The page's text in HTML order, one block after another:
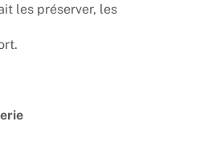
les préserver, les